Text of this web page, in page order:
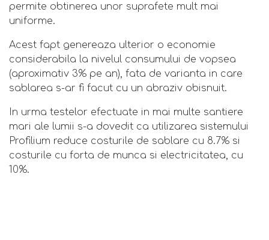
permite obtinerea unor suprafete mult mai
uniforme.
Acest fapt genereaza ulterior o economie
considerabila la nivelul consumului de vopsea
(aproximativ 3% pe an), fata de varianta in care
sablarea s-ar fi facut cu un abraziv obisnuit.
In urma testelor efectuate in mai multe santiere
mari ale lumii s-a dovedit ca utilizarea sistemului
Profilium reduce costurile de sablare cu 8.7% si
costurile cu forta de munca si electricitatea, cu
10%.